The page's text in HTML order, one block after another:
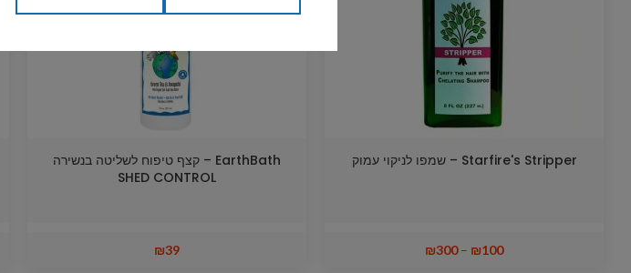
Starfire's Stripper – שמפו לניקוי עמוק
₪100
–
₪300
EarthBath – קצף טיפוח לשליטה בנשירה
SHED CONTROL
₪39